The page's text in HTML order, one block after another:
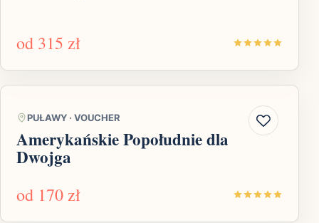
od 315 zł
PUŁAWY · VOUCHER
Amerykańskie Popołudnie dla
Dwojga
od 170 zł